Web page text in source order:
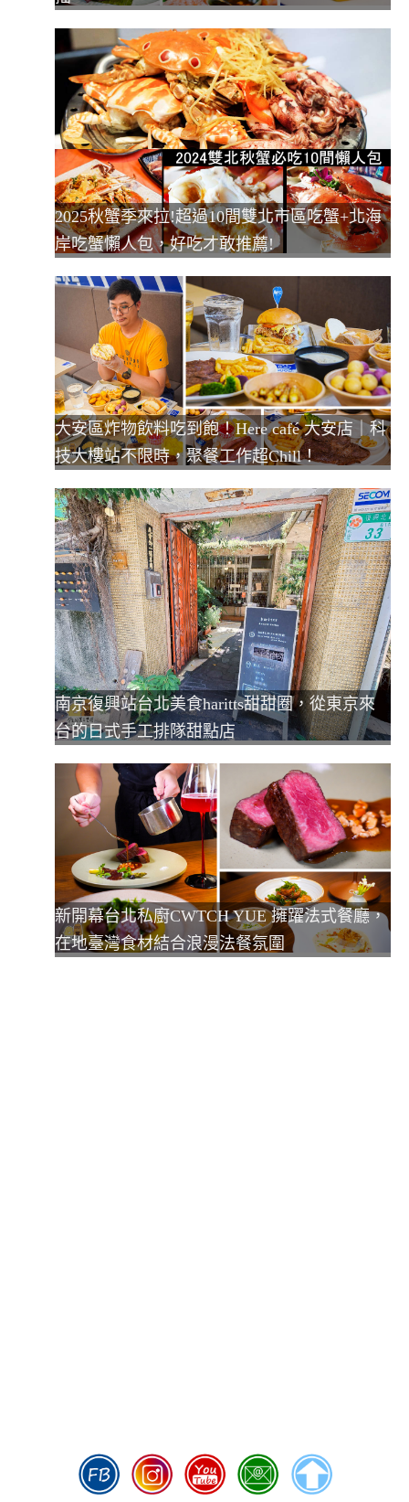
2025秋蟹季來拉!超過10間雙北市區吃蟹+北海
岸吃蟹懶人包，好吃才敢推薦!
大安區炸物飲料吃到飽！Here café 大安店｜科
技大樓站不限時，聚餐工作超Chill！
南京復興站台北美食haritts甜甜圈，從東京來
台的日式手工排隊甜點店
新開幕台北私廚CWTCH YUE 擁躍法式餐廳，
在地臺灣食材結合浪漫法餐氛圍